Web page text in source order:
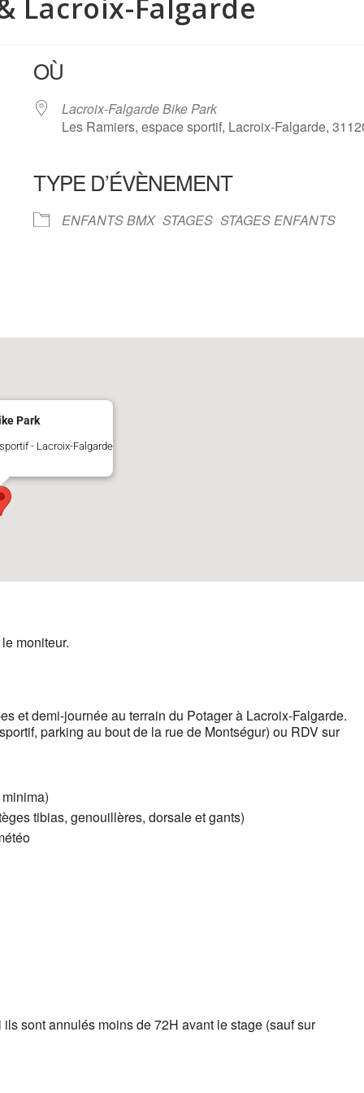
Lacroix-Falgarde
OÙ
Lacroix-Falgarde Bike Park
Les Ramiers, espace sportif, Lacroix-Falgarde,
TYPE D’ÉVÈNEMENT
ENFANTS BMX STAGES STAGES ENFANTS
Park
- Lacroix-Falgarde
moniteur.
et demi-journée au terrain du Potager à Lacroix-Falgarde.
parking au bout de la rue de Montségur) ou RDV sur
tibias, genouillères, dorsale et gants)
sont annulés moins de 72H avant le stage (sauf sur